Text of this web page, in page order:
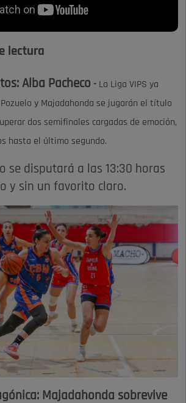
lectura
Alba Pacheco - La Liga VIPS ya
y Majadahonda se jugarán el título
dos semifinales cargadas de emoción,
hasta el último segundo.
se disputará a las 13:30 horas
y sin un favorito claro.
Majadahonda sobrevive